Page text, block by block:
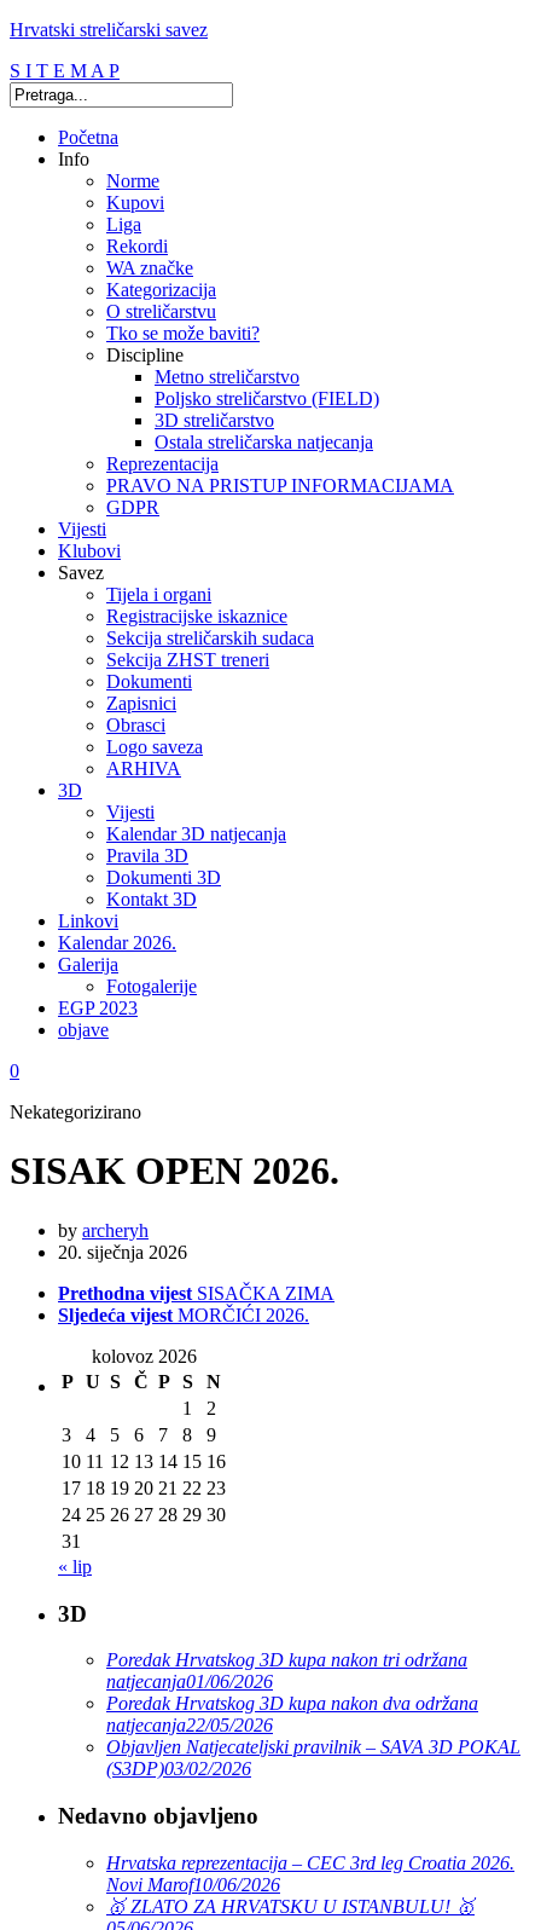
Hrvatski streličarski savez
S I T E M A P
Početna
Info
Norme
Kupovi
Liga
Rekordi
WA značke
Kategorizacija
O streličarstvu
Tko se može baviti?
Discipline
Metno streličarstvo
Poljsko streličarstvo (FIELD)
3D streličarstvo
Ostala streličarska natjecanja
Reprezentacija
PRAVO NA PRISTUP INFORMACIJAMA
GDPR
Vijesti
Klubovi
Savez
Tijela i organi
Registracijske iskaznice
Sekcija streličarskih sudaca
Sekcija ZHST treneri
Dokumenti
Zapisnici
Obrasci
Logo saveza
ARHIVA
3D
Vijesti
Kalendar 3D natjecanja
Pravila 3D
Dokumenti 3D
Kontakt 3D
Linkovi
Kalendar 2026.
Galerija
Fotogalerije
EGP 2023
objave
0
Nekategorizirano
SISAK OPEN 2026.
by archeryh
20. siječnja 2026
Prethodna vijest SISAČKA ZIMA
Sljedeća vijest MORČIĆI 2026.
kolovoz 2026
P U S Č P S
N
1
2
3
4 5 6 7 8
9
10 11 12 13 14 15 16
17 18 19 20 21 22 23
24 25 26 27 28 29 30
31
« lip
3D
Poredak Hrvatskog 3D kupa nakon tri održana
natjecanja01/06/2026
Poredak Hrvatskog 3D kupa nakon dva održana
natjecanja22/05/2026
Objavljen Natjecateljski pravilnik – SAVA 3D POKAL
(S3DP)03/02/2026
Nedavno objavljeno
Hrvatska reprezentacija – CEC 3rd leg Croatia 2026.
Novi Marof10/06/2026
🥇 ZLATO ZA HRVATSKU U ISTANBULU! 🥇